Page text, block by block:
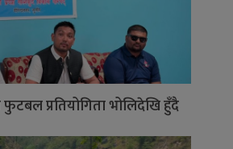
फुटबल प्रतियोगिता भोलिदेखि हुँदै